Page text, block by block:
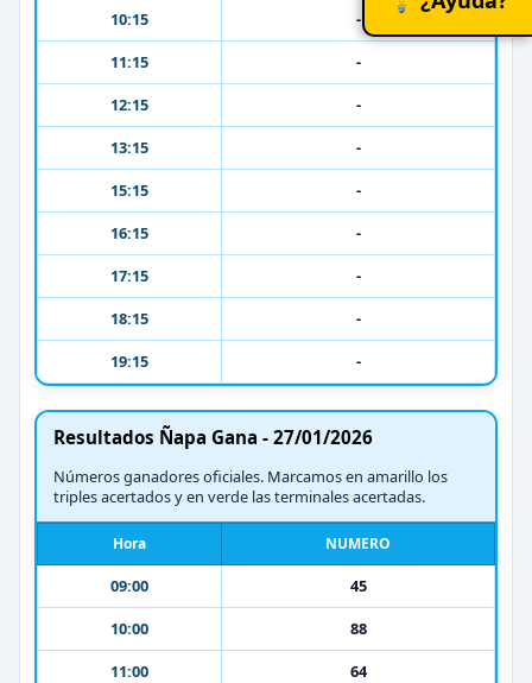
10:15
-
11:15
-
12:15
-
13:15
-
15:15
-
16:15
-
17:15
-
18:15
-
19:15
-
Resultados Ñapa Gana - 27/01/2026
Números ganadores oficiales. Marcamos en amarillo los
triples acertados y en verde las terminales acertadas.
Hora NUMERO
09:00
45
10:00
88
11:00
64